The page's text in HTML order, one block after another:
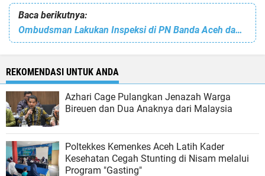
Baca berikutnya:
Ombudsman Lakukan Inspeksi di PN Banda Aceh dan PN Jantho
REKOMENDASI UNTUK ANDA
Azhari Cage Pulangkan Jenazah Warga
Bireuen dan Dua Anaknya dari Malaysia
Poltekkes Kemenkes Aceh Latih Kader
Kesehatan Cegah Stunting di Nisam melalui
Program "Gasting"